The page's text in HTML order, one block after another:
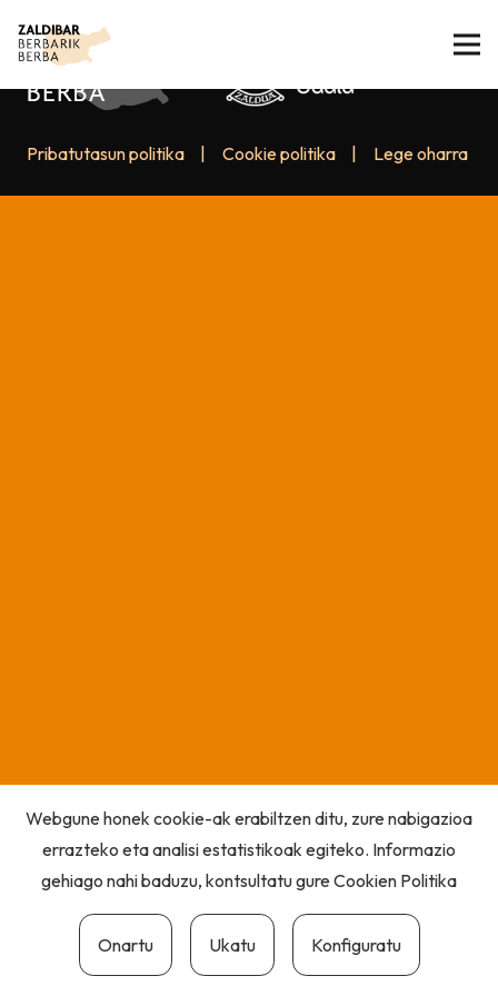
Pribatutasun politika Cookie politika Lege oharra
Webgune honek cookie-ak erabiltzen ditu, zure nabigazioa
errazteko eta analisi estatistikoak egiteko. Informazio
gehiago nahi baduzu, kontsultatu gureCookien Politika
Onartu Ukatu Konfiguratu